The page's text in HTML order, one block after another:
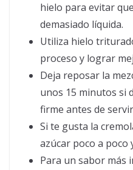
hielo para evitar
demasiado líquida.
Utiliza hielo
proceso y lograr
Deja reposar la
unos 15 minutos si
firme antes de
Si te gusta la
azúcar poco a
Para un sabor más